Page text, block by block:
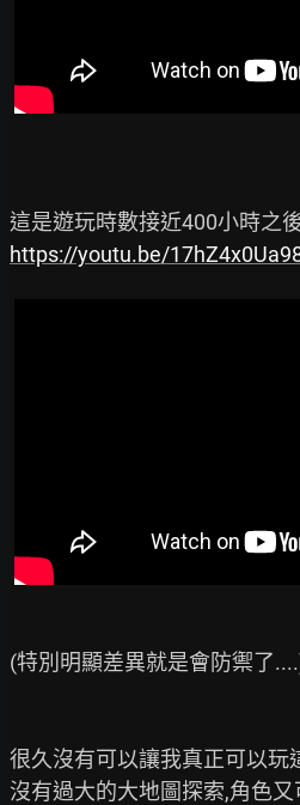
https://youtu.be/
(特別明顯差異就是會防禦了
很久沒有可以讓我真正可以玩
沒有過大的大地圖探索,角色